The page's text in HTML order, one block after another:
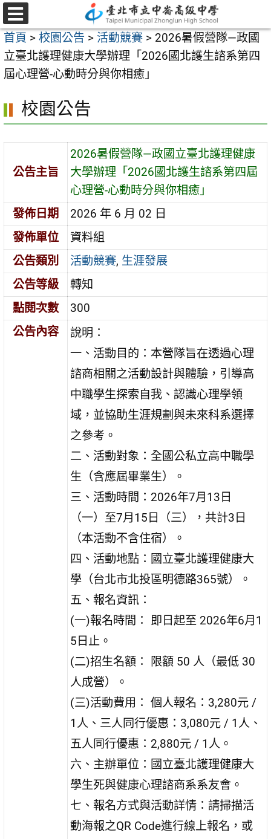
跳
至
主
要
內
區
選
單
首頁 > 校園公告 > 活動競賽 > 2026暑假營隊—政國
立臺北護理健康大學辦理「2026國北護生諮系第四
屆心理營-心動時分與你相癒」
校園公告
公告主旨
2026暑假營隊—政國立臺北護理健康
大學辦理「2026國北護生諮系第四屆
心理營-心動時分與你相癒」
發佈日期
2026 年 6 月 02 日
發佈單位
資料組
公告類別
活動競賽, 生涯發展
公告等級
轉知
點閱次數
300
公告內容
說明：
一、活動目的：本營隊旨在透過心理
諮商相關之活動設計與體驗，引導高
中職學生探索自我、認識心理學領
域，並協助生涯規劃與未來科系選擇
之參考。
二、活動對象：全國公私立高中職學
生（含應屆畢業生）。
三、活動時間：2026年7月13日
（一）至7月15日（三），共計3日
（本活動不含住宿）。
四、活動地點：國立臺北護理健康大
學（台北市北投區明德路365號）。
五、報名資訊：
(一)報名時間： 即日起至 2026年6月1
5日止。
(二)招生名額： 限額 50 人（最低 30
人成營）。
(三)活動費用： 個人報名：3,280元 /
1人、三人同行優惠：3,080元 / 1人、
五人同行優惠：2,880元 / 1人。
六、主辦單位：國立臺北護理健康大
學生死與健康心理諮商系系友會。
七、報名方式與活動詳情：請掃描活
動海報之QR Code進行線上報名，或